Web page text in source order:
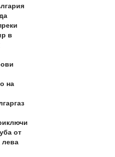
в
на
от
лева